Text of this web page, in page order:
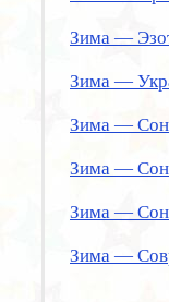
Зима —
Зима —
Зима —
Зима —
Зима —
Зима —